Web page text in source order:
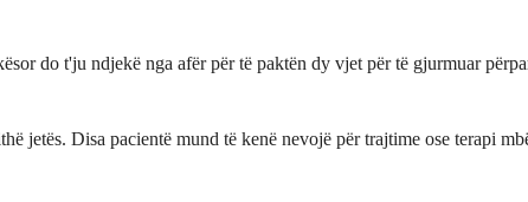
do t'ju ndjekë nga afër për të paktën dy vjet për të gjurmuar
Disa pacientë mund të kenë nevojë për trajtime ose terapi